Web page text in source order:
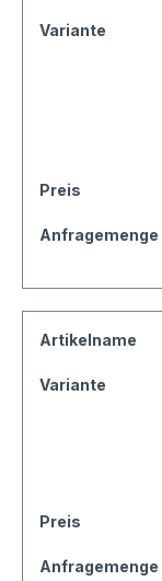
Variante
Preis
Anfragemenge
Artikelname
Variante
Preis
Anfragemenge